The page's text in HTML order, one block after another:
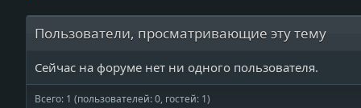
:
Пользователи, просматривающие эту тему
Сейчас на форуме нет ни одного пользователя.
Всего: 1 (пользователей: 0, гостей: 1)